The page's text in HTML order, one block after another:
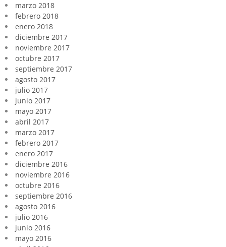
marzo 2018
febrero 2018
enero 2018
diciembre 2017
noviembre 2017
octubre 2017
septiembre 2017
agosto 2017
julio 2017
junio 2017
mayo 2017
abril 2017
marzo 2017
febrero 2017
enero 2017
diciembre 2016
noviembre 2016
octubre 2016
septiembre 2016
agosto 2016
julio 2016
junio 2016
mayo 2016